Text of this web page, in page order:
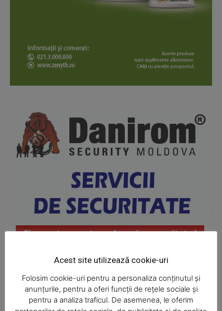
News Week
Magazine PRO
Acest site utilizează cookie-uri
Folosim cookie-uri pentru a personaliza conținutul și
anunțurile, pentru a oferi funcții de rețele sociale și
pentru a analiza traficul. De asemenea, le oferim